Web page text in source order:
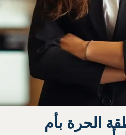
الحرة بأم